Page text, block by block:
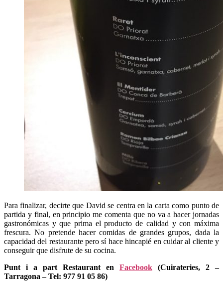
Para finalizar, decirte que David se centra en la carta como punto de
partida y final, en principio me comenta que no va a hacer jornadas
gastronómicas y que prima el producto de calidad y con máxima
frescura. No pretende hacer comidas de grandes grupos, dada la
capacidad del restaurante pero sí hace hincapié en cuidar al cliente y
conseguir que disfrute de su cocina.
Punt i a part Restaurant en Facebook (Cuirateries, 2 –
Tarragona – Tel: 977 91 05 86)